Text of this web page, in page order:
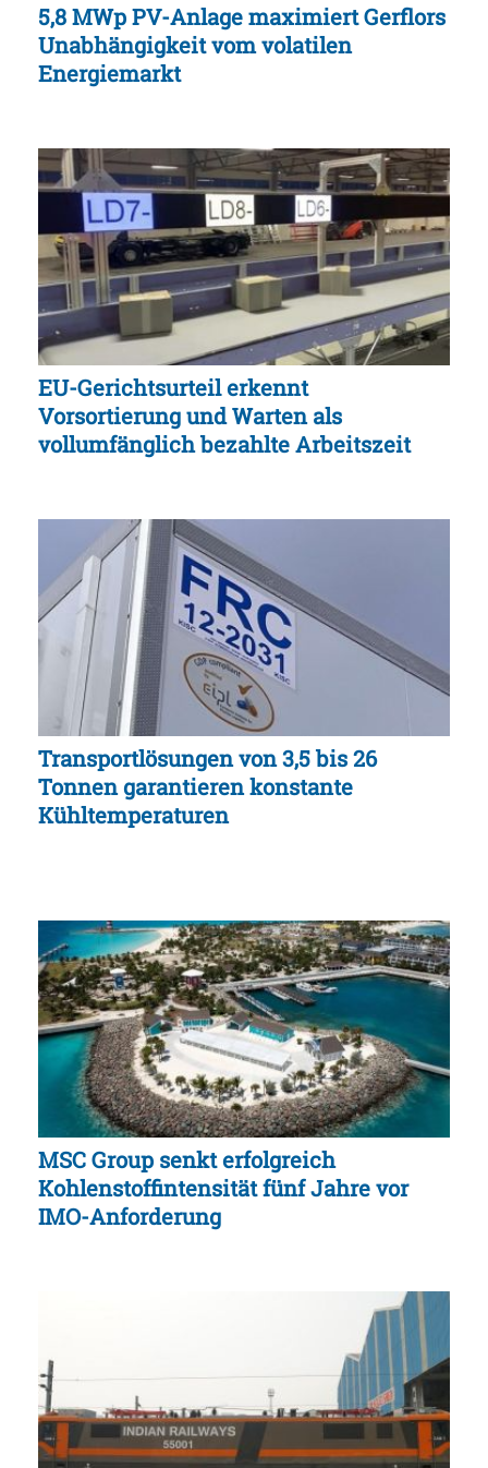
5,8 MWp PV-Anlage maximiert Gerflors
Unabhängigkeit vom volatilen
Energiemarkt
EU-Gerichtsurteil erkennt
Vorsortierung und Warten als
vollumfänglich bezahlte Arbeitszeit
Transportlösungen von 3,5 bis 26
Tonnen garantieren konstante
Kühltemperaturen
MSC Group senkt erfolgreich
Kohlenstoffintensität fünf Jahre vor
IMO-Anforderung